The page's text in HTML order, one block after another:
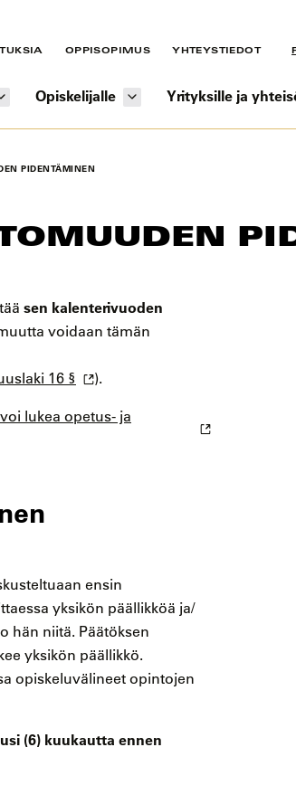
OPPISOPIMUS YHTEYSTIEDOT
Opiskelijalle Yrityksille ja
PIDENTÄMINEN
sen kalenterivuoden
voidaan tämän
16 § ).
lukea opetus- ja
ensin
yksikön päällikköä ja/
hän niitä. Päätöksen
yksikön päällikkö.
opiskeluvälineet opintojen
(6) kuukautta ennen